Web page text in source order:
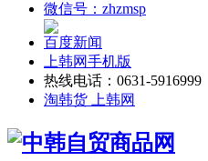
微信号：zhzmsp
百度新闻
上韩网手机版
热线电话：0631-5916999
淘韩货 上韩网